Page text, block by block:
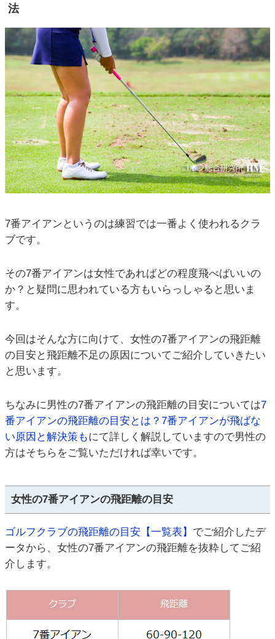
法
7番アイアンというのは練習では一番よく使われるクラ
ブです。
その7番アイアンは女性であればどの程度飛べばいいの
か？と疑問に思われている方もいらっしゃると思いま
す。
今回はそんな方に向けて、女性の7番アイアンの飛距離
の目安と飛距離不足の原因についてご紹介していきたい
と思います。
ちなみに男性の7番アイアンの飛距離の目安については7
番アイアンの飛距離の目安とは？7番アイアンが飛ばな
い原因と解決策もにて詳しく解説していますので男性の
方はそちらをご覧いただければ幸いです。
女性の7番アイアンの飛距離の目安
ゴルフクラブの飛距離の目安【一覧表】 でご紹介したデ
ータから、女性の7番アイアンの飛距離を抜粋してご紹
介します。